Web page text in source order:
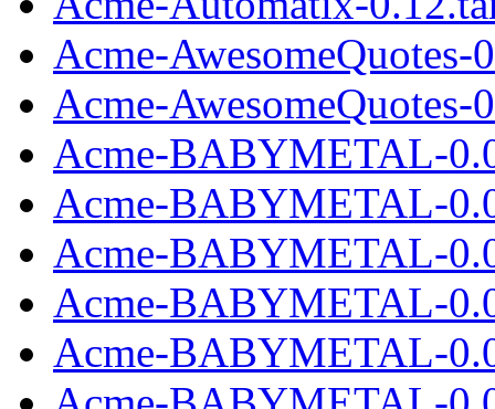
Acme-AwesomeQuotes-
Acme-AwesomeQuotes-
Acme-BABYMETAL-
Acme-BABYMETAL-
Acme-BABYMETAL-
Acme-BABYMETAL-
Acme-BABYMETAL-